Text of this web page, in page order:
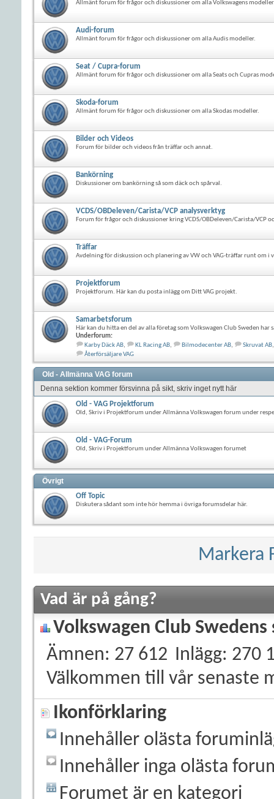
Allmänt forum för frågor och diskussioner om alla Volkswagens
Audi-forum
Allmänt forum för frågor och diskussioner om alla Audis modeller.
Seat / Cupra-forum
Allmänt forum för frågor och diskussioner om alla Seats och Cupras
Skoda-forum
Allmänt forum för frågor och diskussioner om alla Skodas modeller.
Bilder och Videos
Forum för bilder och videos från träffar och annat.
Bankörning
Diskussioner om bankörning så som däck och spårval.
VCDS/OBDeleven/Carista/VCP analysverktyg
Forum för frågor och diskussioner kring VCDS/OBDeleven/Carista/VCP
Träffar
Avdelning för diskussion och planering av VW och VAG-träffar runt om i
Projektforum
Projektforum. Här kan du posta inlägg om Ditt VAG projekt.
Samarbetsforum
Här kan du hitta en del av alla företag som Volkswagen Club Sweden
Underforum:
Karby Däck AB, KL Racing AB, Bilmodecenter AB, Skruvat AB,
Återförsäljare VAG
Old - Allmänna VAG forum
Denna sektion kommer försvinna på sikt, skriv inget nytt här
Old - VAG Projektforum
Old, Skriv i Projektforum under Allmänna Volkswagen forum under
Old - VAG-Forum
Old, Skriv i Projektforum under Allmänna Volkswagen forumet
Övrigt
Off Topic
Diskutera sådant som inte hör hemma i övriga forumsdelar här.
Markera
Vad är på gång?
Volkswagen Club
Ämnen 27 612 Inlägg 270
Välkommen till vår senaste
Ikonförklaring
Innehåller olästa
Innehåller inga olästa
Forumet är en kategori